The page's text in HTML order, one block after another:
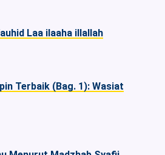
Laa ilaaha illallah
Terbaik (Bag. 1): Wasiat